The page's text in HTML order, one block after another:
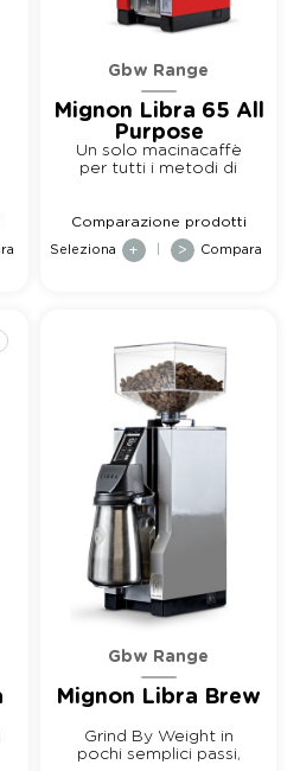
Gbw Range
Mignon Libra 65 All
Purpose
Un solo macinacaffè
per tutti i metodi di
Comparazione prodotti
Seleziona + > Compara
Gbw Range
Mignon Libra Brew
Grind By Weight in
pochi semplici passi,